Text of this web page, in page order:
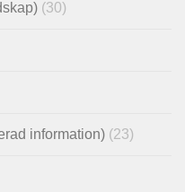
(30)
information) (23)